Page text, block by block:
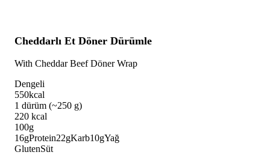
Cheddarlı Et Döner Dürümle
With Cheddar Beef Döner Wrap
Dengeli
550kcal
1 dürüm (~250 g)
220 kcal
100g
16gProtein22gKarb10gYağ
GlutenSüt